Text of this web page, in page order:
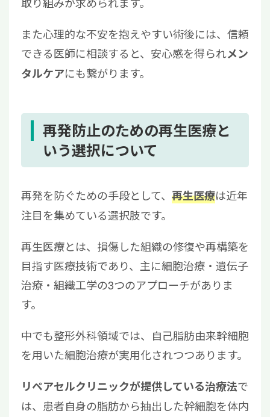
また心理的な不安を抱えやすい術後には、信頼
できる医師に相談すると、安心感を得られメン
タルケアにも繋がります。
再発防止のための再生医療と
いう選択について
再発を防ぐための手段として、 再生医療は近年
注目を集めている選択肢です。
再生医療とは、損傷した組織の修復や再構築を
目指す医療技術であり、主に細胞治療・遺伝子
治療・組織工学の3つのアプローチがありま
す。
中でも整形外科領域では、自己脂肪由来幹細胞
を用いた細胞治療が実用化されつつあります。
リペアセルクリニックが提供している治療法で
は、患者自身の脂肪から抽出した幹細胞を体内